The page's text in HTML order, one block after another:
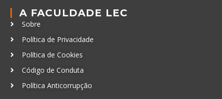
A FACULDADE LEC
Sobre
Política de Privacidade
Política de Cookies
Código de Conduta
Política Anticorrupção